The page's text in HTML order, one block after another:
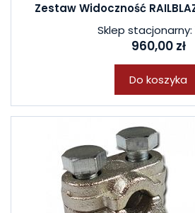
Zestaw Widoczność
Sklep stacjonarny:
960,00 zł
Do koszyka